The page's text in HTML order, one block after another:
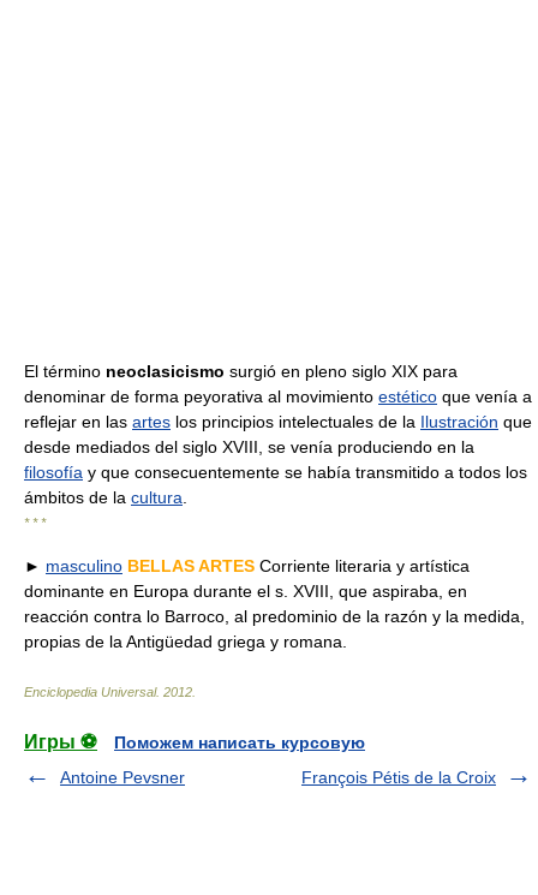
El término neoclasicismo surgió en pleno siglo XIX para
denominar de forma peyorativa al movimiento estético que venía a
reflejar en las artes los principios intelectuales de la Ilustración que
desde mediados del siglo XVIII, se venía produciendo en la
filosofía y que consecuentemente se había transmitido a todos los
ámbitos de la cultura
* * *
► masculino BELLAS ARTES Corriente literaria y artística
dominante en Europa durante el s. XVIII, que aspiraba, en
reacción contra lo Barroco, al predominio de la razón y la medida,
propias de la Antigüedad griega y romana.
Enciclopedia Universal. 2012
Игры ⚽
Поможем написать курсовую
Antoine Pevsner
François Pétis de la Croix